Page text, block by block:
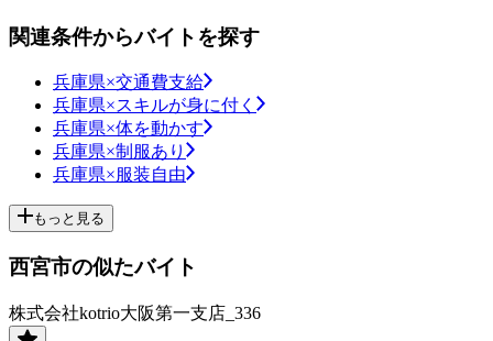
関連条件からバイトを探す
兵庫県×交通費支給
兵庫県×スキルが身に付く
兵庫県×体を動かす
兵庫県×制服あり
兵庫県×服装自由
もっと見る
西宮市の似たバイト
株式会社kotrio大阪第一支店_336